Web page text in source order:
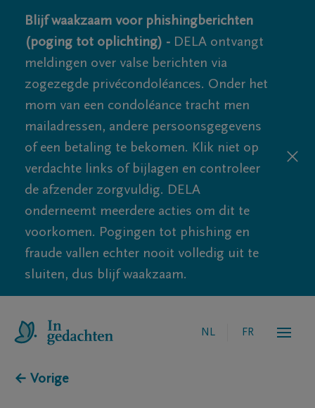
Blijf waakzaam voor phishingberichten
(poging tot oplichting) - DELA ontvangt
meldingen over valse berichten via
zogezegde privécondoléances. Onder het
mom van een condoléance tracht men
mailadressen, andere persoonsgegevens
of een betaling te bekomen. Klik niet op
verdachte links of bijlagen en controleer
de afzender zorgvuldig. DELA
onderneemt meerdere acties om dit te
voorkomen. Pogingen tot phishing en
fraude vallen echter nooit volledig uit te
sluiten, dus blijf waakzaam.
NL FR
← Vorige